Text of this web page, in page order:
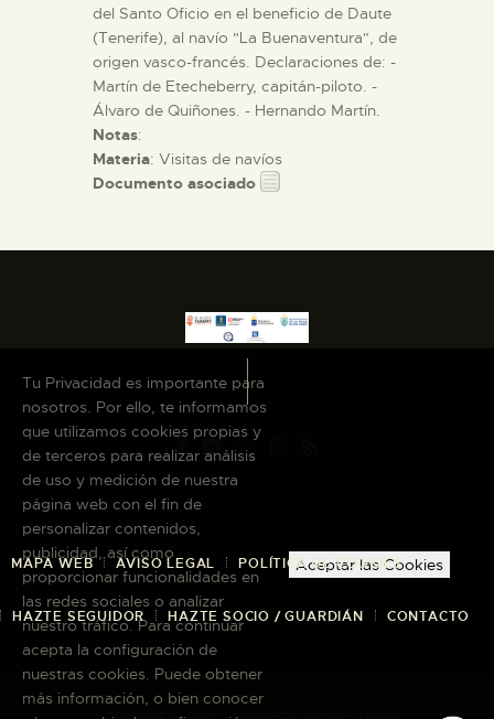
del Santo Oficio en el beneficio de Daute
(Tenerife), al navío "La Buenaventura", de
origen vasco-francés. Declaraciones de: -
Martín de Etecheberry, capitán-piloto. -
Álvaro de Quiñones. - Hernando Martín.
Notas:
Materia: Visitas de navíos
Documento asociado
MAPA WEB AVISO LEGAL POLÍTICA DE COOKIES
HAZTE SEGUIDOR HAZTE SOCIO / GUARDIÁN CONTACTO
Copyright © 2026 El Museo Canario · Todos
Tu Privacidad es importante para
nosotros. Por ello, te informamos
que utilizamos cookies propias y
de terceros para realizar análisis
de uso y medición de nuestra
página web con el fin de
personalizar contenidos,
publicidad, así como
proporcionar funcionalidades en
las redes sociales o analizar
nuestro tráfico. Para continuar
acepta la configuración de
nuestras cookies. Puede obtener
más información, o bien conocer
Aceptar las Cookies